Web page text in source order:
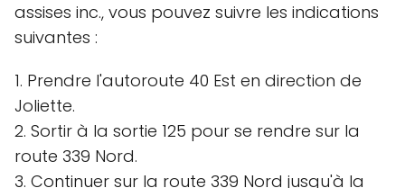
assises inc., vous pouvez suivre les indications
suivantes :
1. Prendre l'autoroute 40 Est en direction de
Joliette.
2. Sortir à la sortie 125 pour se rendre sur la
route 339 Nord.
3. Continuer sur la route 339 Nord jusqu'à la